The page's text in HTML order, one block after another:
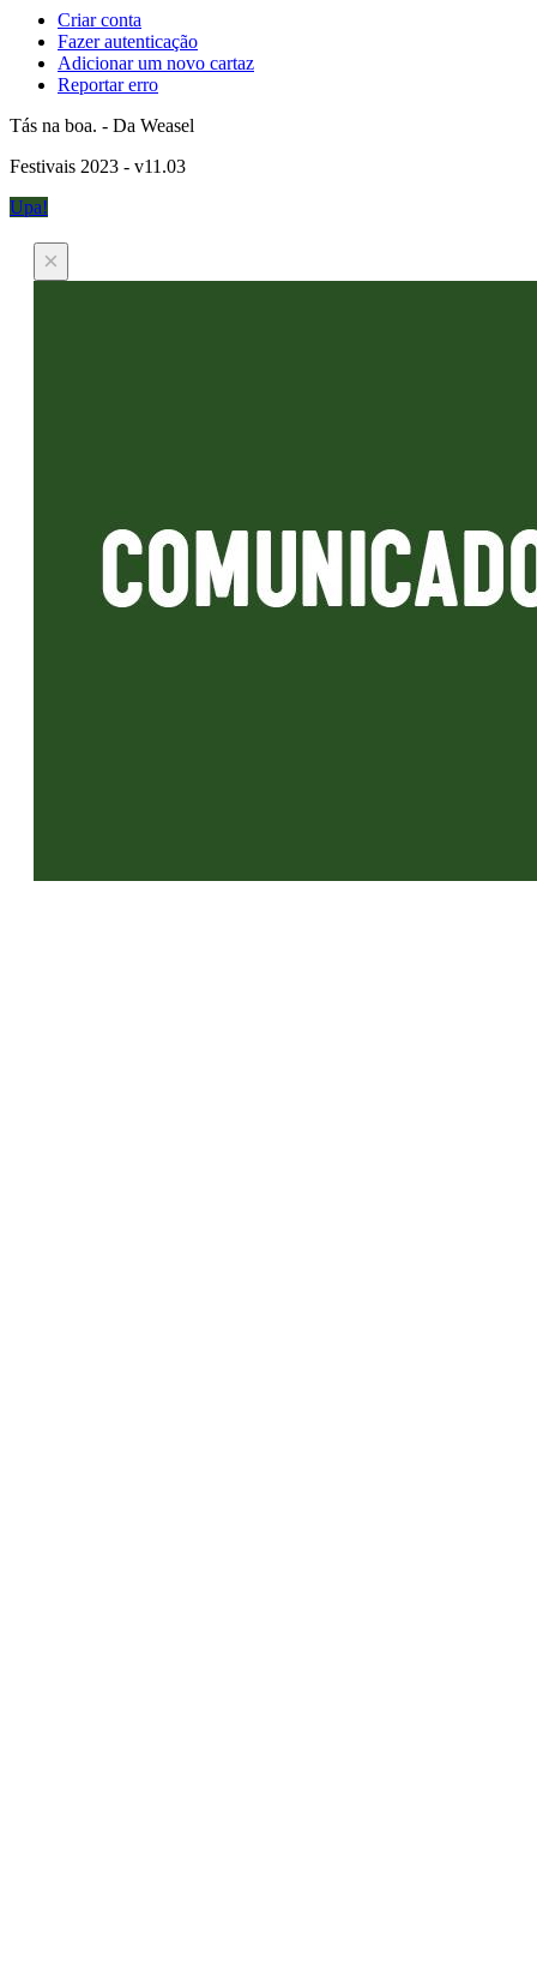
Criar conta
Fazer autenticação
Adicionar um novo cartaz
Reportar erro
Tás na boa. - Da Weasel
Festivais 2023 - v11.03
Upa!
×